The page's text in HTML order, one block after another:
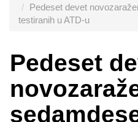
Pedeset devet
testiranih u ATD-u
Pedeset